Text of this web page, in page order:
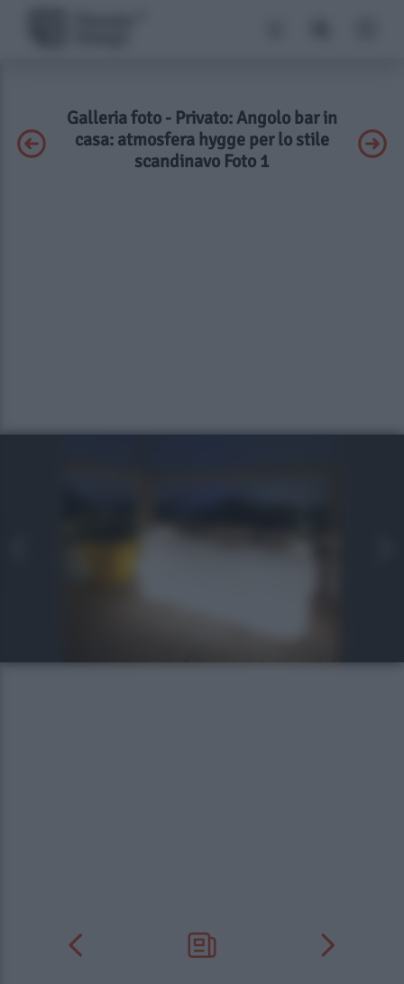
Galleria foto - Privato: Angolo bar in
casa: atmosfera hygge per lo stile
scandinavo Foto 1